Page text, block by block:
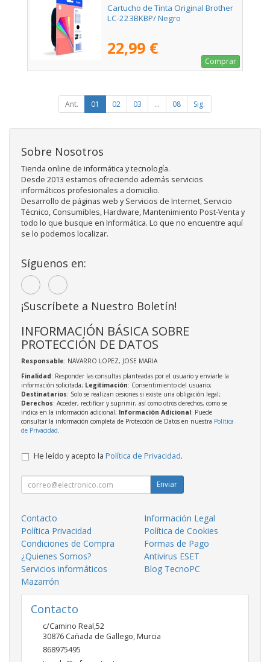
Cartucho de Tinta Original Brother
LC-223BKBP/ Negro
22,99 €
Comprar
Ant. 01 02 03 ... 08 Sig.
Sobre Nosotros
Tienda online de informática y tecnología.
Desde 2013 estamos ofreciendo además servicios
informáticos profesionales a domicilio.
Desarrollo de páginas web y Servicios de Internet, Servicio
Técnico, Consumibles, Hardware, Mantenimiento Post-Venta y
todo lo que busque en Informática. Lo que no encuentre aquí
se lo podemos localizar.
Síguenos en:
¡Suscríbete a Nuestro Boletín!
INFORMACIÓN BÁSICA SOBRE
PROTECCIÓN DE DATOS
Responsable: NAVARRO LOPEZ, JOSE MARIA
Finalidad: Responder las consultas planteadas por el usuario y enviarle la
información solicitada; Legitimación: Consentimiento del usuario;
Destinatarios: Solo se realizan cesiones si existe una obligación legal;
Derechos: Acceder, rectificar y suprimir, así como otros derechos, como se
indica en la información adicional; Información Adicional: Puede
consultar la información completa de Protección de Datos en nuestra Política
de Privacidad.
He leído y acepto la Política de Privacidad.
Enviar
Contacto
Información Legal
Política Privacidad
Política de Cookies
Condiciones de Compra
Formas de Pago
¿Quienes Somos?
Antivirus ESET
Servicios informáticos
Mazarrón
Blog TecnoPC
Contacto
c/Camino Real,52
30876 Cañada de Gallego,Murcia
868975495